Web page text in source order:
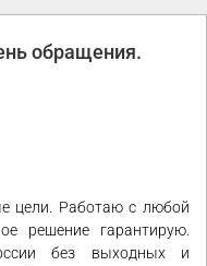
обращения.
цели. Работаю с любой
решение гарантирую.
без выходных и